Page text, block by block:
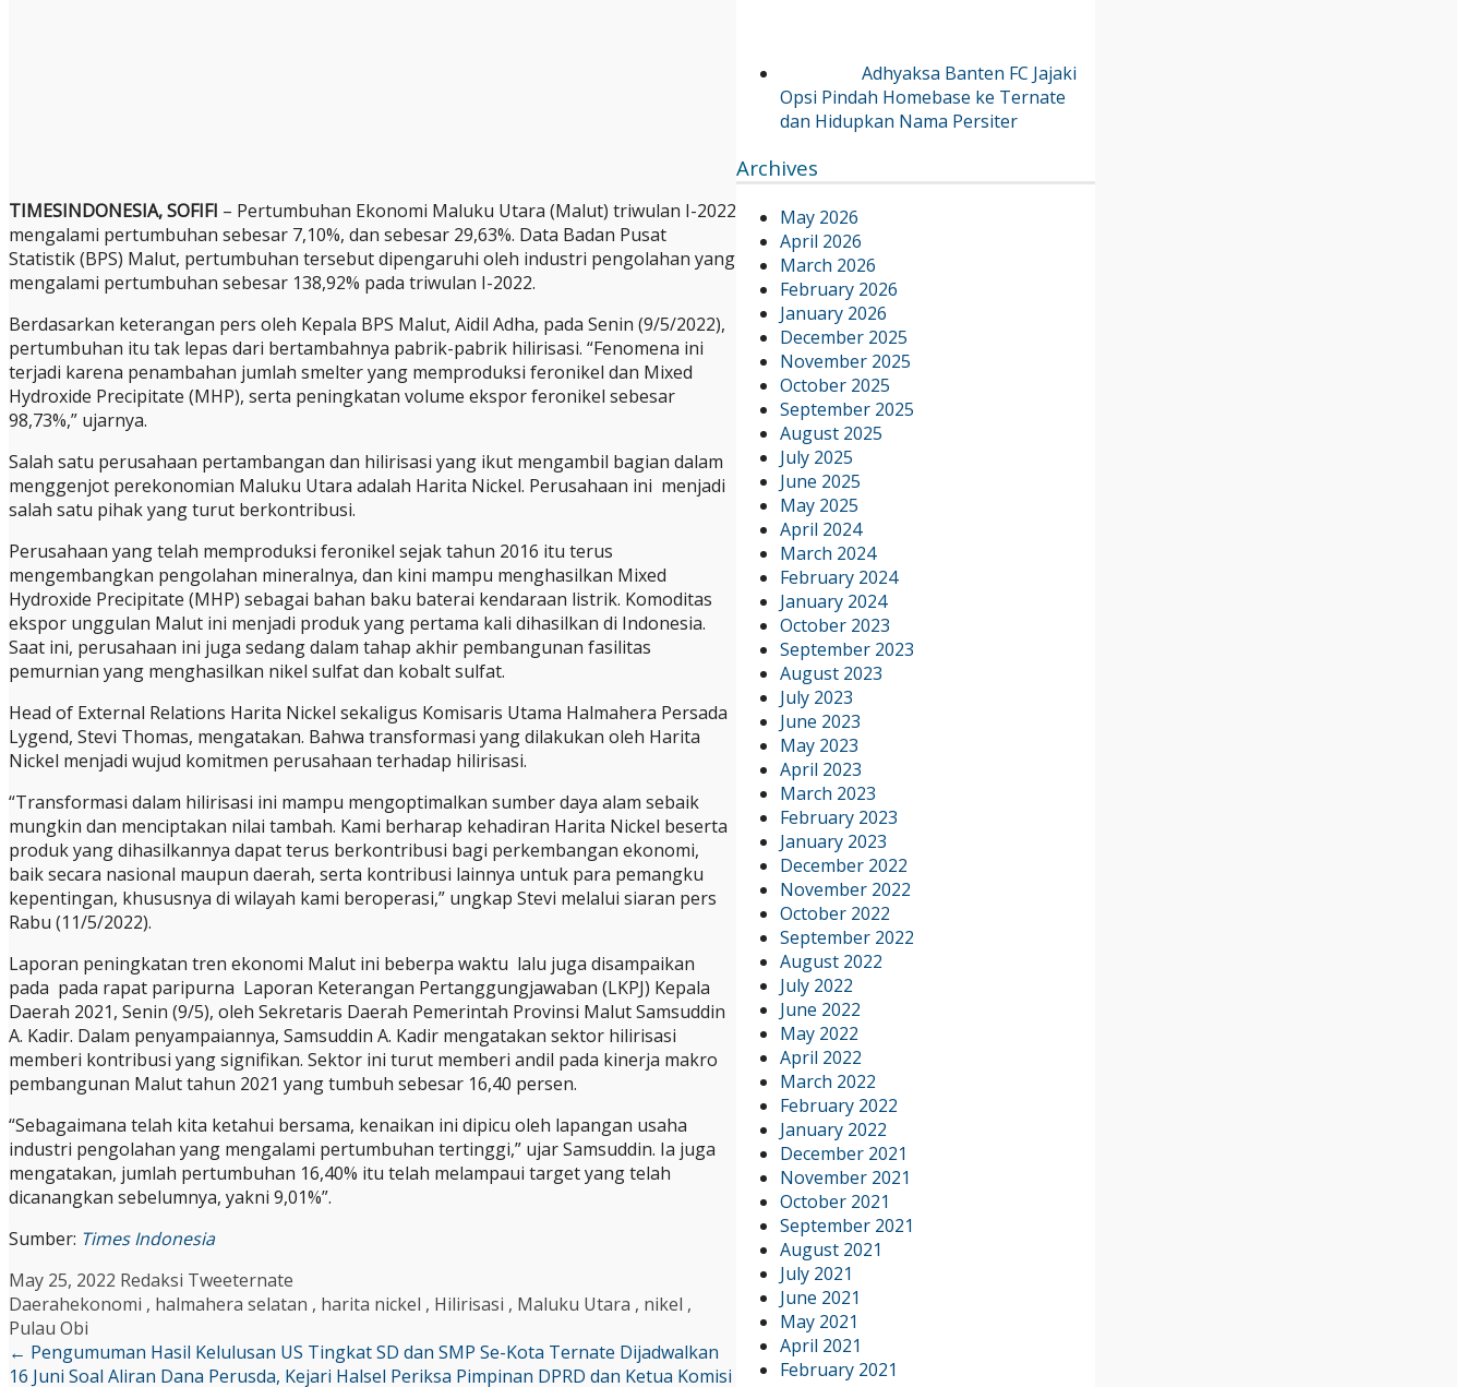
Adhyaksa Banten FC Jajaki
Opsi Pindah Homebase ke Ternate
dan Hidupkan Nama Persiter
Archives
May 2026
April 2026
March 2026
February 2026
January 2026
December 2025
November 2025
October 2025
September 2025
August 2025
July 2025
June 2025
May 2025
April 2024
March 2024
February 2024
January 2024
October 2023
September 2023
August 2023
July 2023
June 2023
May 2023
April 2023
March 2023
February 2023
January 2023
December 2022
November 2022
October 2022
September 2022
August 2022
July 2022
June 2022
May 2022
April 2022
March 2022
February 2022
January 2022
December 2021
November 2021
October 2021
September 2021
August 2021
July 2021
June 2021
May 2021
April 2021
February 2021
TIMESINDONESIA, SOFIFI – Pertumbuhan Ekonomi Maluku Utara (Malut) triwulan I-2022
mengalami pertumbuhan sebesar 7,10%, dan sebesar 29,63%. Data Badan Pusat
Statistik (BPS) Malut, pertumbuhan tersebut dipengaruhi oleh industri pengolahan yang
mengalami pertumbuhan sebesar 138,92% pada triwulan I-2022.
Berdasarkan keterangan pers oleh Kepala BPS Malut, Aidil Adha, pada Senin (9/5/2022),
pertumbuhan itu tak lepas dari bertambahnya pabrik-pabrik hilirisasi. “Fenomena ini
terjadi karena penambahan jumlah smelter yang memproduksi feronikel dan Mixed
Hydroxide Precipitate (MHP), serta peningkatan volume ekspor feronikel sebesar
98,73%,” ujarnya.
Salah satu perusahaan pertambangan dan hilirisasi yang ikut mengambil bagian dalam
menggenjot perekonomian Maluku Utara adalah Harita Nickel. Perusahaan ini menjadi
salah satu pihak yang turut berkontribusi.
Perusahaan yang telah memproduksi feronikel sejak tahun 2016 itu terus
mengembangkan pengolahan mineralnya, dan kini mampu menghasilkan Mixed
Hydroxide Precipitate (MHP) sebagai bahan baku baterai kendaraan listrik. Komoditas
ekspor unggulan Malut ini menjadi produk yang pertama kali dihasilkan di Indonesia.
Saat ini, perusahaan ini juga sedang dalam tahap akhir pembangunan fasilitas
pemurnian yang menghasilkan nikel sulfat dan kobalt sulfat.
Head of External Relations Harita Nickel sekaligus Komisaris Utama Halmahera Persada
Lygend, Stevi Thomas, mengatakan. Bahwa transformasi yang dilakukan oleh Harita
Nickel menjadi wujud komitmen perusahaan terhadap hilirisasi.
“Transformasi dalam hilirisasi ini mampu mengoptimalkan sumber daya alam sebaik
mungkin dan menciptakan nilai tambah. Kami berharap kehadiran Harita Nickel beserta
produk yang dihasilkannya dapat terus berkontribusi bagi perkembangan ekonomi,
baik secara nasional maupun daerah, serta kontribusi lainnya untuk para pemangku
kepentingan, khususnya di wilayah kami beroperasi,” ungkap Stevi melalui siaran pers
Rabu (11/5/2022).
Laporan peningkatan tren ekonomi Malut ini beberpa waktu lalu juga disampaikan
pada pada rapat paripurna Laporan Keterangan Pertanggungjawaban (LKPJ) Kepala
Daerah 2021, Senin (9/5), oleh Sekretaris Daerah Pemerintah Provinsi Malut Samsuddin
A. Kadir. Dalam penyampaiannya, Samsuddin A. Kadir mengatakan sektor hilirisasi
memberi kontribusi yang signifikan. Sektor ini turut memberi andil pada kinerja makro
pembangunan Malut tahun 2021 yang tumbuh sebesar 16,40 persen.
“Sebagaimana telah kita ketahui bersama, kenaikan ini dipicu oleh lapangan usaha
industri pengolahan yang mengalami pertumbuhan tertinggi,” ujar Samsuddin. Ia juga
mengatakan, jumlah pertumbuhan 16,40% itu telah melampaui target yang telah
dicanangkan sebelumnya, yakni 9,01%”.
Sumber: Times Indonesia
May 25, 2022 Redaksi Tweeternate
Daerahekonomi , halmahera selatan , harita nickel , Hilirisasi , Maluku Utara , nikel ,
Pulau Obi
← Pengumuman Hasil Kelulusan US Tingkat SD dan SMP Se-Kota Ternate Dijadwalkan
16 Juni Soal Aliran Dana Perusda, Kejari Halsel Periksa Pimpinan DPRD dan Ketua Komisi